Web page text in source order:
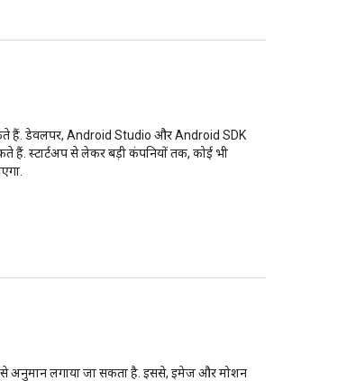
हैं. डेवलपर, Android Studio और Android SDK
हैं. स्टार्टअप से लेकर बड़ी कंपनियों तक, कोई भी
से अनुमान लगाया जा सकता है. इससे, इमेज और मोशन